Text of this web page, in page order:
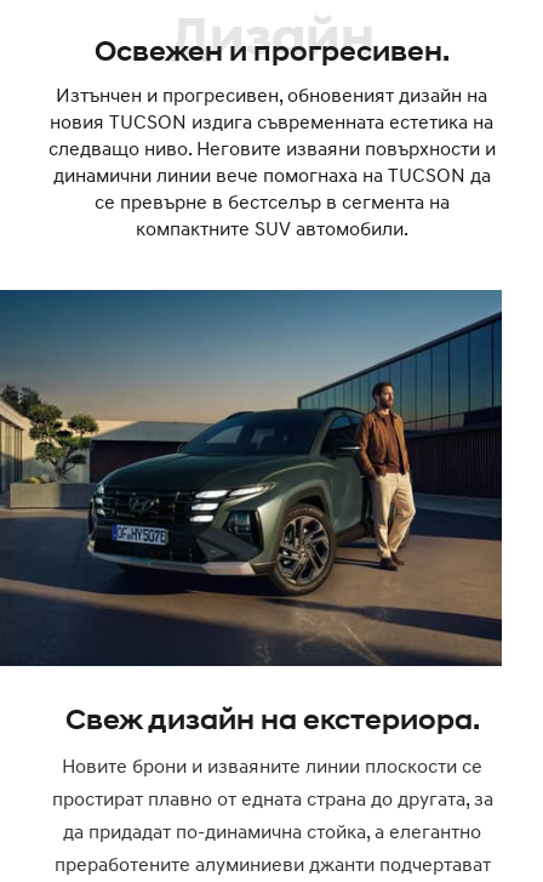
Дизайн
Освежен и прогресивен.
Изтънчен и прогресивен, обновеният дизайн на
новия TUCSON издига съвременната естетика на
следващо ниво. Неговите изваяни повърхности и
динамични линии вече помогнаха на TUCSON да
се превърне в бестселър в сегмента на
компактните SUV автомобили.
Свеж дизайн на екстериора.
Новите брони и изваяните линии плоскости се
простират плавно от едната страна до другата, за
да придадат по-динамична стойка, а елегантно
преработените алуминиеви джанти подчертават